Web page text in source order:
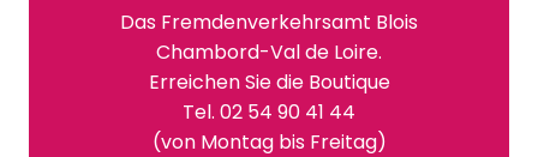
Das Fremdenverkehrsamt Blois
Chambord-Val de Loire.
Erreichen Sie die Boutique
Tel. 02 54 90 41 44
(von Montag bis Freitag)